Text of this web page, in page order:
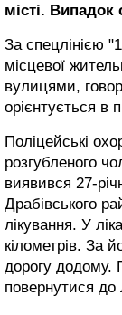
місті. Випадок
За спецлінією
місцевої
вулицями,
орієнтується в
Поліцейські
розгубленого
виявився 27-
Драбівського
лікування. У
кілометрів. За
дорогу додому.
повернутися до